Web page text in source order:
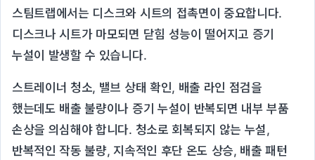
스팀트랩에서는 디스크와 시트의 접촉면이 중요합니다.
디스크나 시트가 마모되면 닫힘 성능이 떨어지고 증기
누설이 발생할 수 있습니다.
스트레이너 청소, 밸브 상태 확인, 배출 라인 점검을
했는데도 배출 불량이나 증기 누설이 반복되면 내부 부품
손상을 의심해야 합니다. 청소로 회복되지 않는 누설,
반복적인 작동 불량, 지속적인 후단 온도 상승, 배출 패턴